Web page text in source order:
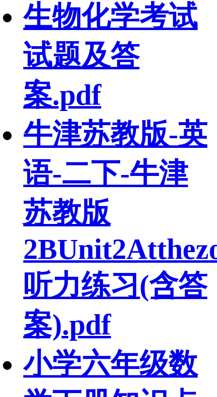
生物化学考试
试题及答
案.pdf
牛津苏教版-英
语-二下-牛津
苏教版
听力练习(含答
案).pdf
小学六年级数